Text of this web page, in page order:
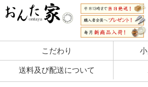
こだわり
送料及び配送について